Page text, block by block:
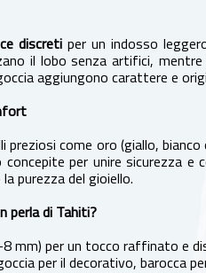
discretiper un indosso
il lobo senza artifici,
aggiungono carattere e
preziosi come oro (giallo,
per unire sicurezza
purezza del gioiello.
perla di Tahiti?
mm) per un tocco raffinato e
per il decorativo, barocca